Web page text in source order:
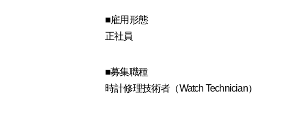
■雇用形態
正社員
■募集職種
時計修理技術者（Watch Technician）